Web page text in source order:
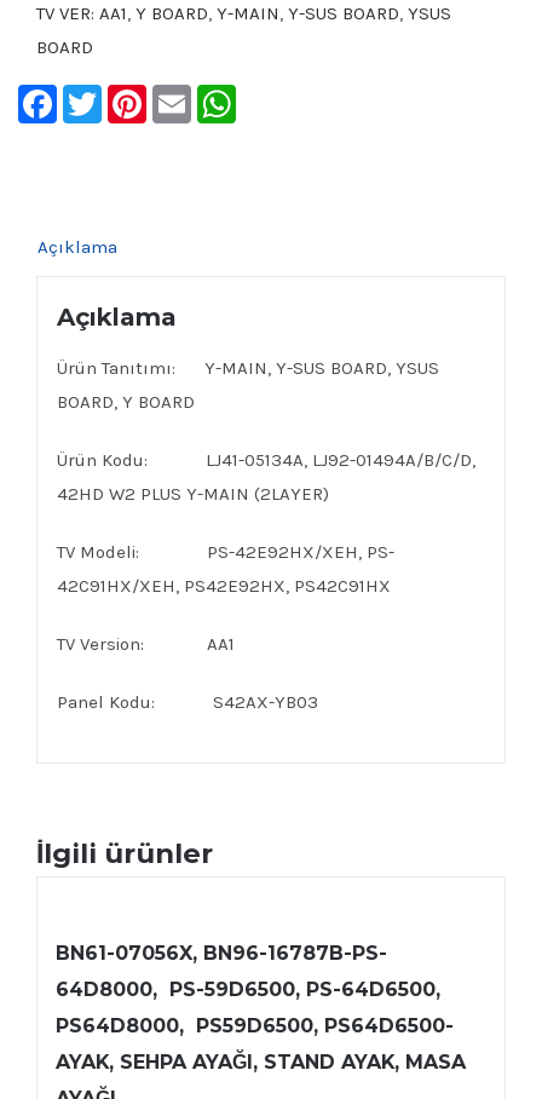
TV VER: AA1 Y BOARD Y-MAIN Y-SUS BOARD YSUS
BOARD
Facebook
TwitterPinterest
Email
Açıklama
Açıklama
Ürün Tanıtımı: Y-MAIN, Y-SUS BOARD, YSUS
BOARD, Y BOARD
Ürün Kodu: LJ41-05134A, LJ92-01494A/B/C/D,
42HD W2 PLUS Y-MAIN (2LAYER)
TV Modeli: PS-42E92HX/XEH, PS-
42C91HX/XEH, PS42E92HX, PS42C91HX
TV Version: AA1
Panel Kodu: S42AX-YB03
İlgili ürünler
BN61-07056X, BN96-16787B-PS-
64D8000, PS-59D6500, PS-64D6500,
PS64D8000, PS59D6500, PS64D6500-
AYAK, SEHPA AYAĞI, STAND AYAK, MASA